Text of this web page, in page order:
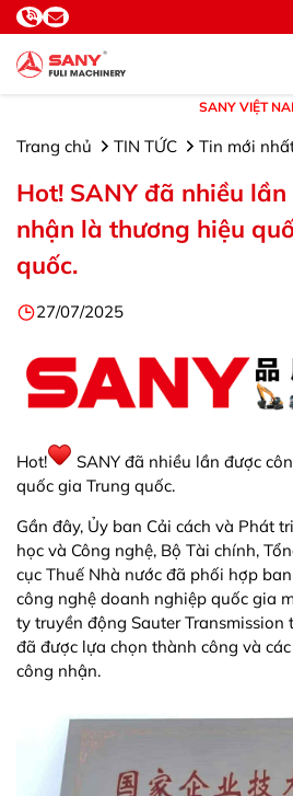
SANY VIỆT NAM ®
Trang chủ TIN TỨC Tin mới
Hot! SANY đã nhiều
nhận là thương hiệu
quốc.
27/07/2025
Hot!
SANY đã nhiều lần được
quốc gia Trung quốc.
Gần đây, Ủy ban Cải cách và Phát
học và Công nghệ, Bộ Tài chính,
cục Thuế Nhà nước đã phối hợp
công nghệ doanh nghiệp quốc gia
ty truyền động Sauter Transmission
đã được lựa chọn thành công và
công nhận.